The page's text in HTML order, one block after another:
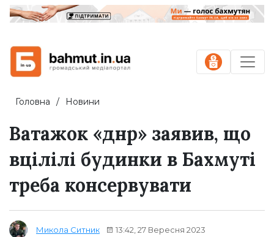
Головна Новини
Ватажок «днр» заявив, що
вцілілі будинки в Бахмуті
треба консервувати
Микола Ситник 13:42, 27 Вересня 2023